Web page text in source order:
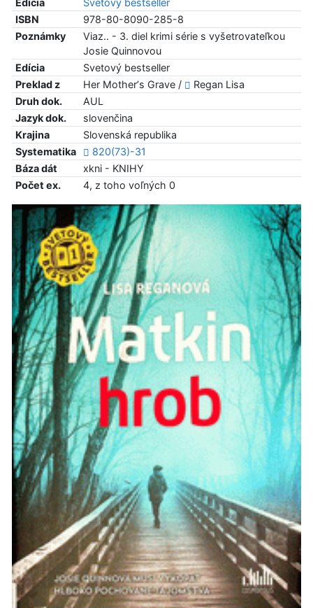
Edícia
Svetový bestseller
ISBN
978-80-8090-285-8
Poznámky
Viaz.. - 3. diel krimi série s vyšetrovateľkou
Josie Quinnovou
Edícia
Svetový bestseller
Preklad z
Her Motherʼs Grave /
Regan Lisa
Druh dok.
AUL
Jazyk dok.
slovenčina
Krajina
Slovenská republika
Systematika
820(73)-31
Báza dát
xkni - KNIHY
Počet ex.
4, z toho voľných 0